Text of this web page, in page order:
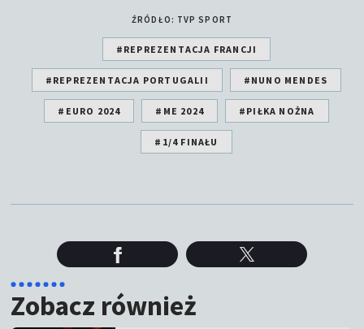
ŹRÓDŁO: TVP SPORT
#REPREZENTACJA FRANCJI
#REPREZENTACJA PORTUGALII #NUNO MENDES
#EURO 2024 #ME 2024 #PIŁKA NOŻNA
#1/4 FINAŁU
Zobacz również